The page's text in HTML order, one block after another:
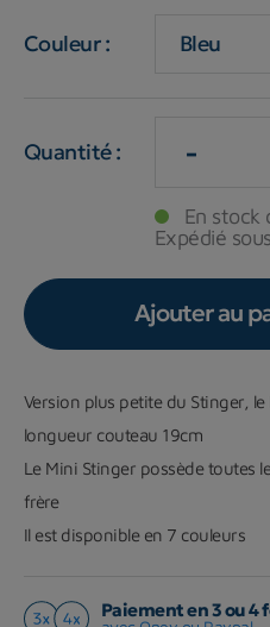
Couleur :
Quantité : -
En stock
Expédié
Ajouter au
Version plus petite du Stinger,
longueur couteau 19cm
Le Mini Stinger possède toutes
frère
Il est disponible en 7 couleurs
Paiement en 3 ou 4